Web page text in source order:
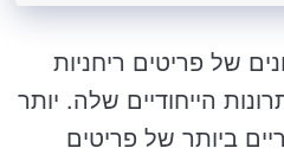
של פריטים ריחניות
הייחודיים שלה. יותר
ביותר של פריטים